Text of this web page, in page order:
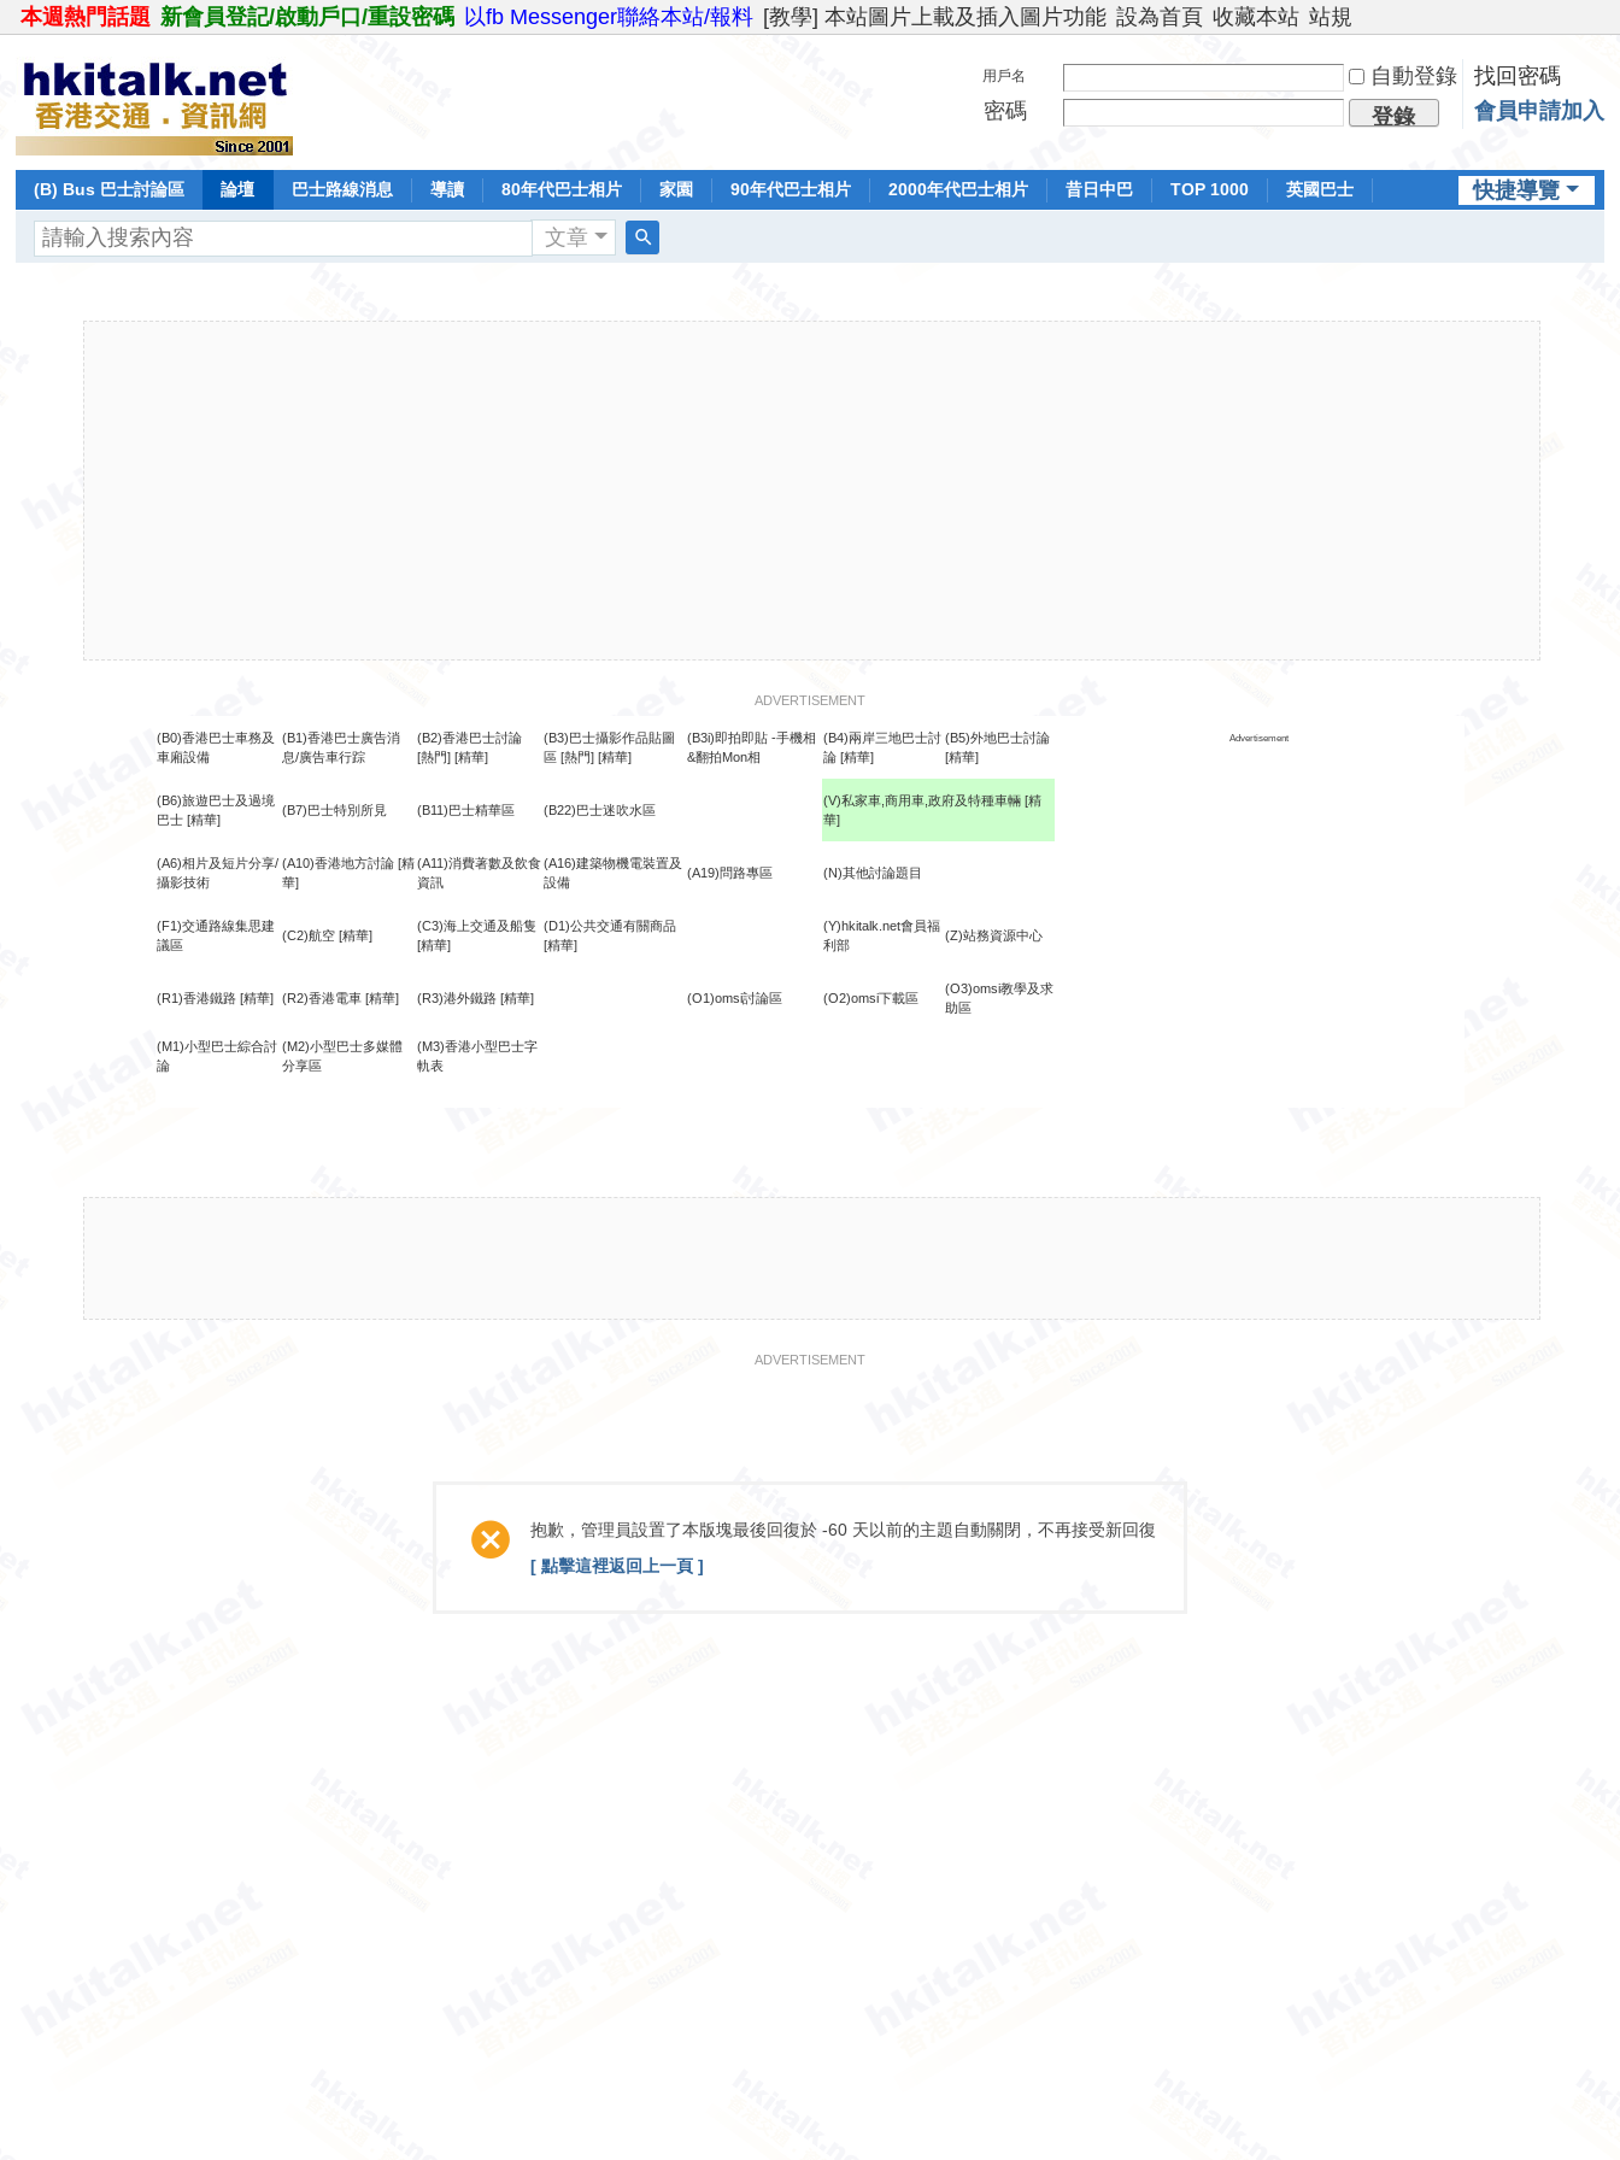
本週熱門話題 新會員登記/啟動戶口/重設密碼 以fb Messenger聯絡本站/報料 [教學] 本站圖片上載及插入圖片功能 設為首頁 收藏本站 站規
用戶名 自動登錄
找回密碼
密碼
登錄 會員申請加入
快捷導覽
(B) Bus 巴士討論區 論壇 巴士路線消息 導讀 80年代巴士相片 家園 90年代巴士相片 2000年代巴士相片 昔日中巴 TOP 1000
英國巴士
文章
ADVERTISEMENT
(B0)香港巴士車務及
車廂設備
(B1)香港巴士廣告消
息/廣告車行踪
(B2)香港巴士討論
[熱門] [精華]
(B3)巴士攝影作品貼圖
區 [熱門] [精華]
(B3i)即拍即貼 -手機相
&翻拍Mon相
(B4)兩岸三地巴士討
論 [精華]
(B5)外地巴士討論
[精華]
Advertisement
(B6)旅遊巴士及過境
巴士 [精華]
(B7)巴士特別所見 (B11)巴士精華區 (B22)巴士迷吹水區
(V)私家車,商用車,政府及特種車輛 [精
華]
(A6)相片及短片分享/
攝影技術
(A10)香港地方討論 [精
華]
(A11)消費著數及飲食
資訊
(A16)建築物機電裝置及
設備
(A19)問路專區 (N)其他討論題目
(F1)交通路線集思建
議區
(C2)航空 [精華]
(C3)海上交通及船隻
[精華]
(D1)公共交通有關商品
[精華]
(Y)hkitalk.net會員福
利部
(Z)站務資源中心
(R1)香港鐵路 [精華] (R2)香港電車 [精華] (R3)港外鐵路 [精華] (O1)omsi討論區 (O2)omsi下載區
(O3)omsi教學及求
助區
(M1)小型巴士綜合討
論
(M2)小型巴士多媒體
分享區
(M3)香港小型巴士字
軌表
ADVERTISEMENT
抱歉，管理員設置了本版塊最後回復於 -60 天以前的主題自動關閉，不再接受新回復
[ 點擊這裡返回上一頁 ]